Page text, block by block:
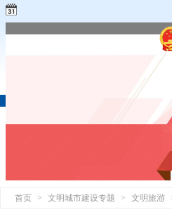
首页 > 文明城市建设专题 > 文明旅游